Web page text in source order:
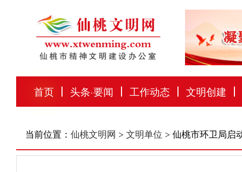
首页 头条·要闻 工作动态 文明创建
当前位置： 仙桃文明网 > 文明单位 > 仙桃市环卫局启